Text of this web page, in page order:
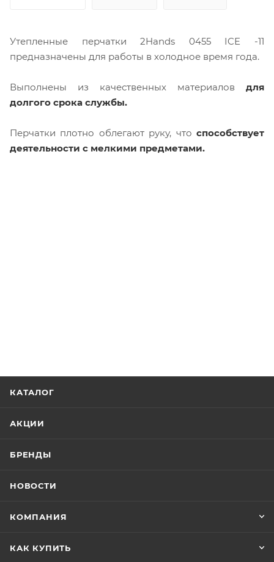
Утепленные перчатки 2Hands 0455 ICE -11
предназначены для работы в холодное время года.
Выполнены из качественных материалов для
долгого срока службы.
Перчатки плотно облегают руку, что способствует
деятельности с мелкими предметами.
КАТАЛОГ
АКЦИИ
БРЕНДЫ
НОВОСТИ
КОМПАНИЯ
КАК КУПИТЬ